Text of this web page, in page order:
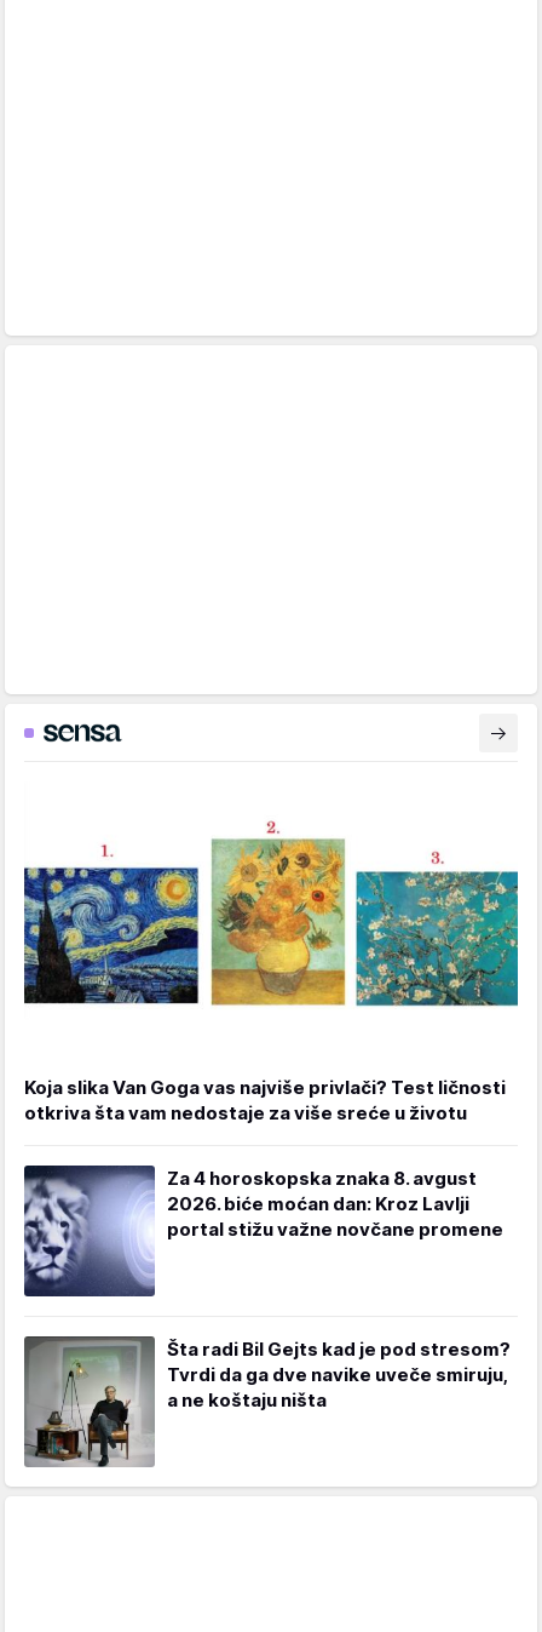
Koja slika Van Goga vas najviše privlači? Test ličnosti
otkriva šta vam nedostaje za više sreće u životu
Za 4 horoskopska znaka 8. avgust
2026. biće moćan dan: Kroz Lavlji
portal stižu važne novčane promene
Šta radi Bil Gejts kad je pod stresom?
Tvrdi da ga dve navike uveče smiruju,
a ne koštaju ništa